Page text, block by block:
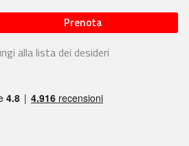
Prenota
alla lista dei desideri